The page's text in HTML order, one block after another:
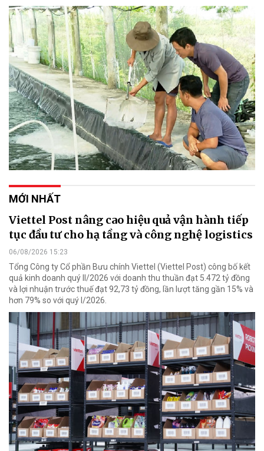
MỚI NHẤT
Viettel Post nâng cao hiệu quả vận hành tiếp
tục đầu tư cho hạ tầng và công nghệ logistics
06/08/2026 15:23
Tổng Công ty Cổ phần Bưu chính Viettel (Viettel Post) công bố kết
quả kinh doanh quý II/2026 với doanh thu thuần đạt 5.472 tỷ đồng
và lợi nhuận trước thuế đạt 92,73 tỷ đồng, lần lượt tăng gần 15% và
hơn 79% so với quý I/2026.